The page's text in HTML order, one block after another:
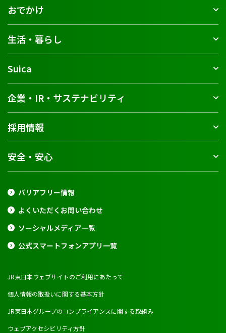
おでかけ
生活・暮らし
Suica
企業・IR・サステナビリティ
採用情報
安全・安心
バリアフリー情報
よくいただくお問い合わせ
ソーシャルメディア一覧
公式スマートフォンアプリ一覧
JR東日本ウェブサイトのご利用にあたって
個人情報の取扱いに関する基本方針
JR東日本グループのコンプライアンスに関する取組み
ウェブアクセシビリティ方針